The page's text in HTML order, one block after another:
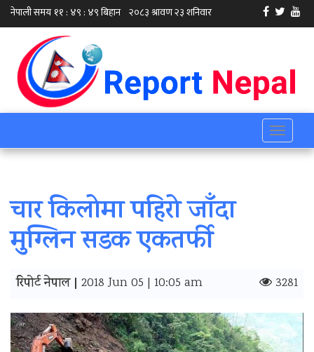
Toggle
चार किलोमा पहिरो जाँदा
मुग्लिन सडक एकतर्फी
रिपोर्ट नेपाल | 2018 Jun 05 | 10:05 am 3281